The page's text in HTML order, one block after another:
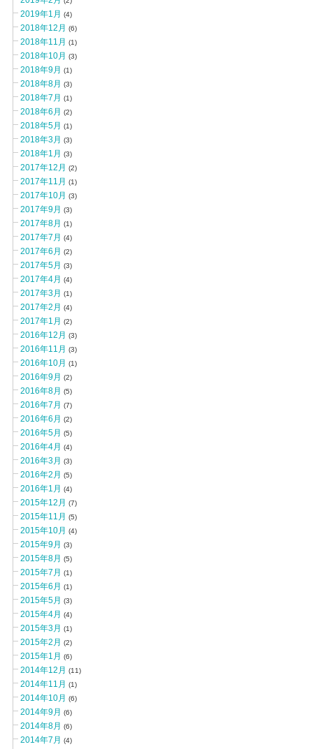
2019年1月 (4)
2018年12月 (6)
2018年11月 (1)
2018年10月 (3)
2018年9月 (1)
2018年8月 (3)
2018年7月 (1)
2018年6月 (2)
2018年5月 (1)
2018年3月 (3)
2018年1月 (3)
2017年12月 (2)
2017年11月 (1)
2017年10月 (3)
2017年9月 (3)
2017年8月 (1)
2017年7月 (4)
2017年6月 (2)
2017年5月 (3)
2017年4月 (4)
2017年3月 (1)
2017年2月 (4)
2017年1月 (2)
2016年12月 (3)
2016年11月 (3)
2016年10月 (1)
2016年9月 (2)
2016年8月 (5)
2016年7月 (7)
2016年6月 (2)
2016年5月 (5)
2016年4月 (4)
2016年3月 (3)
2016年2月 (5)
2016年1月 (4)
2015年12月 (7)
2015年11月 (5)
2015年10月 (4)
2015年9月 (3)
2015年8月 (5)
2015年7月 (1)
2015年6月 (1)
2015年5月 (3)
2015年4月 (4)
2015年3月 (1)
2015年2月 (2)
2015年1月 (6)
2014年12月 (11)
2014年11月 (1)
2014年10月 (6)
2014年9月 (6)
2014年8月 (6)
2014年7月 (4)